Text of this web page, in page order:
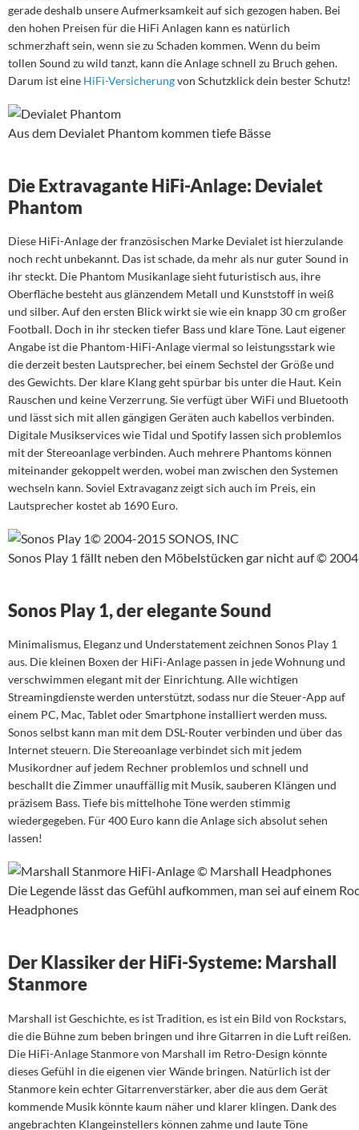
gerade deshalb unsere Aufmerksamkeit auf sich gezogen haben. Bei
den hohen Preisen für die HiFi Anlagen kann es natürlich
schmerzhaft sein, wenn sie zu Schaden kommen. Wenn du beim
tollen Sound zu wild tanzt, kann die Anlage schnell zu Bruch gehen.
Darum ist eine HiFi-Versicherungvon Schutzklick dein bester Schutz!
Aus dem Devialet Phantom kommen tiefe Bässe
Die Extravagante HiFi-Anlage: Devialet
Phantom
Diese HiFi-Anlage der französischen Marke Devialet ist hierzulande
noch recht unbekannt. Das ist schade, da mehr als nur guter Sound in
ihr steckt. Die Phantom Musikanlage sieht futuristisch aus, ihre
Oberfläche besteht aus glänzendem Metall und Kunststoff in weiß
und silber. Auf den ersten Blick wirkt sie wie ein knapp 30 cm großer
Football. Doch in ihr stecken tiefer Bass und klare Töne. Laut eigener
Angabe ist die Phantom-HiFi-Anlage viermal so leistungsstark wie
die derzeit besten Lautsprecher, bei einem Sechstel der Größe und
des Gewichts. Der klare Klang geht spürbar bis unter die Haut. Kein
Rauschen und keine Verzerrung. Sie verfügt über WiFi und Bluetooth
und lässt sich mit allen gängigen Geräten auch kabellos verbinden.
Digitale Musikservices wie Tidal und Spotify lassen sich problemlos
mit der Stereoanlage verbinden. Auch mehrere Phantoms können
miteinander gekoppelt werden, wobei man zwischen den Systemen
wechseln kann. Soviel Extravaganz zeigt sich auch im Preis, ein
Lautsprecher kostet ab 1690 Euro.
Sonos Play 1 fällt neben den Möbelstücken gar nicht auf ©
Sonos Play 1, der elegante Sound
Minimalismus, Eleganz und Understatement zeichnen Sonos Play 1
aus. Die kleinen Boxen der HiFi-Anlage passen in jede Wohnung und
verschwimmen elegant mit der Einrichtung. Alle wichtigen
Streamingdienste werden unterstützt, sodass nur die Steuer-App auf
einem PC, Mac, Tablet oder Smartphone installiert werden muss.
Sonos selbst kann man mit dem DSL-Router verbinden und über das
Internet steuern. Die Stereoanlage verbindet sich mit jedem
Musikordner auf jedem Rechner problemlos und schnell und
beschallt die Zimmer unauffällig mit Musik, sauberen Klängen und
präzisem Bass. Tiefe bis mittelhohe Töne werden stimmig
wiedergegeben. Für 400 Euro kann die Anlage sich absolut sehen
lassen!
Die Legende lässt das Gefühl aufkommen, man sei auf einem
Headphones
Der Klassiker der HiFi-Systeme: Marshall
Stanmore
Marshall ist Geschichte, es ist Tradition, es ist ein Bild von Rockstars,
die die Bühne zum beben bringen und ihre Gitarren in die Luft reißen.
Die HiFi-Anlage Stanmore von Marshall im Retro-Design könnte
dieses Gefühl in die eigenen vier Wände bringen. Natürlich ist der
Stanmore kein echter Gitarrenverstärker, aber die aus dem Gerät
kommende Musik könnte kaum näher und klarer klingen. Dank des
angebrachten Klangeinstellers können zahme und laute Töne